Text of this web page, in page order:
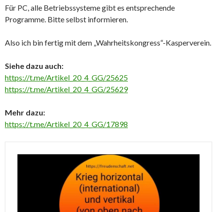
Für PC, alle Betriebssysteme gibt es entsprechende
Programme. Bitte selbst informieren.
Also ich bin fertig mit dem „Wahrheitskongress“-Kasperverein.
Siehe dazu auch:
https://t.me/Artikel_20_4_GG/25625
https://t.me/Artikel_20_4_GG/25629
Mehr dazu:
https://t.me/Artikel_20_4_GG/17898